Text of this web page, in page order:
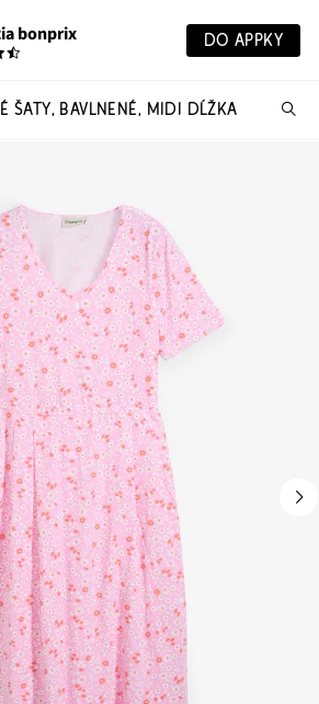
bonprix DO APPKY
ŠATY, BAVLNENÉ, MIDI DĹŽKA